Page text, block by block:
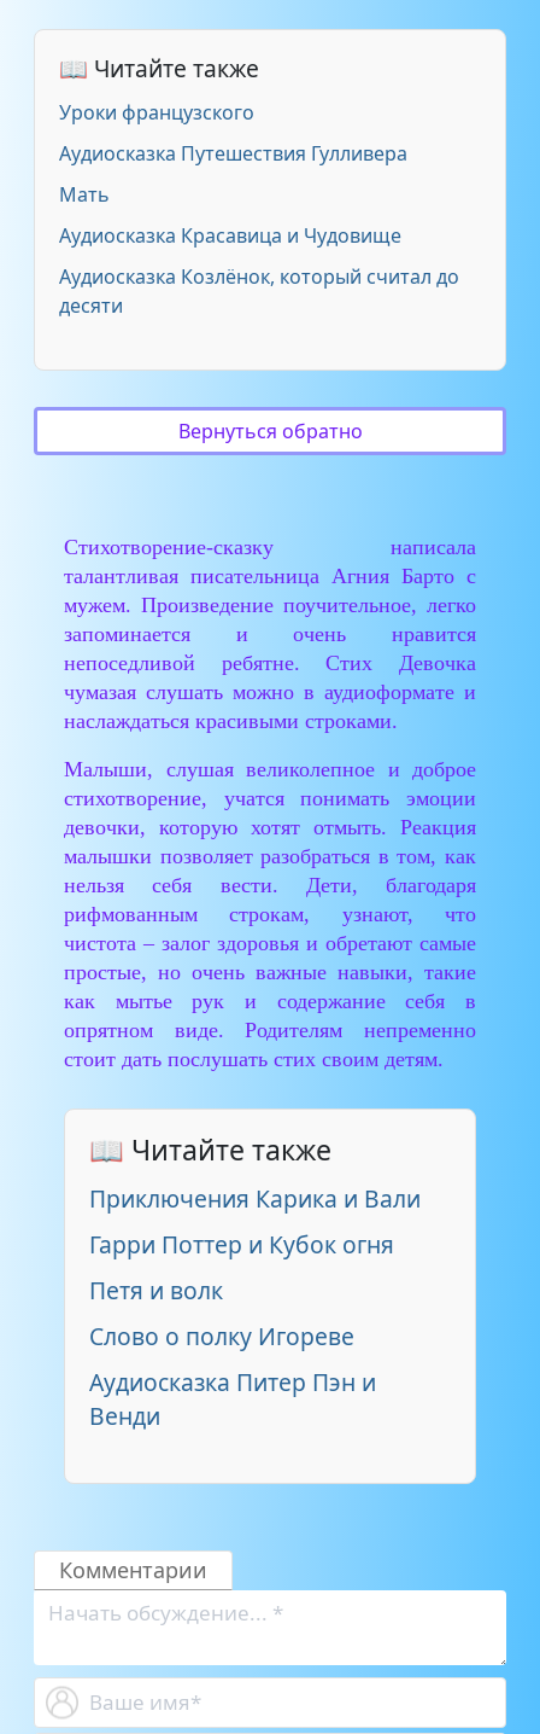
📖 Читайте также
Уроки французского
Аудиосказка Путешествия Гулливера
Мать
Аудиосказка Красавица и Чудовище
Аудиосказка Козлёнок, который считал до
десяти
Вернуться обратно
Стихотворение-сказку написала
талантливая писательница Агния Барто с
мужем. Произведение поучительное, легко
запоминается и очень нравится
непоседливой ребятне. Стих Девочка
чумазая слушать можно в аудиоформате и
наслаждаться красивыми строками.
Малыши, слушая великолепное и доброе
стихотворение, учатся понимать эмоции
девочки, которую хотят отмыть. Реакция
малышки позволяет разобраться в том, как
нельзя себя вести. Дети, благодаря
рифмованным строкам, узнают, что
чистота – залог здоровья и обретают самые
простые, но очень важные навыки, такие
как мытье рук и содержание себя в
опрятном виде. Родителям непременно
стоит дать послушать стих своим детям.
📖 Читайте также
Приключения Карика и Вали
Гарри Поттер и Кубок огня
Петя и волк
Слово о полку Игореве
Аудиосказка Питер Пэн и
Венди
Комментарии